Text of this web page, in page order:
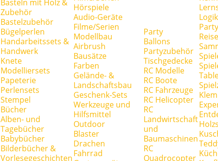
Basteln mit Holz &
Zubehör
Bastelzubehör
Bügelperlen
Handarbeitssets &
Handwerk
Knete
Modelliersets
Papeterie
Perlensets
Stempel
Bücher
Alben- und
Tagebücher
Babybücher
Bilderbücher &
Vorlesegeschichten
Hörspiele
Audio-Geräte
Filme/Serien
Modellbau
Airbrush
Bausätze
Farben
Gelände- &
Landschaftsbau
Geschenk-Sets
Werkzeuge und
Hilfsmittel
Outdoor
Blaster
Drachen
Fahrrad
Party
Ballons
Partyzubehör
Tischgedecke
RC Modelle
RC Boote
RC Fahrzeuge
RC Helicopter
RC
Landwirtschaft
und
Baumaschinen
RC
Quadrocopter